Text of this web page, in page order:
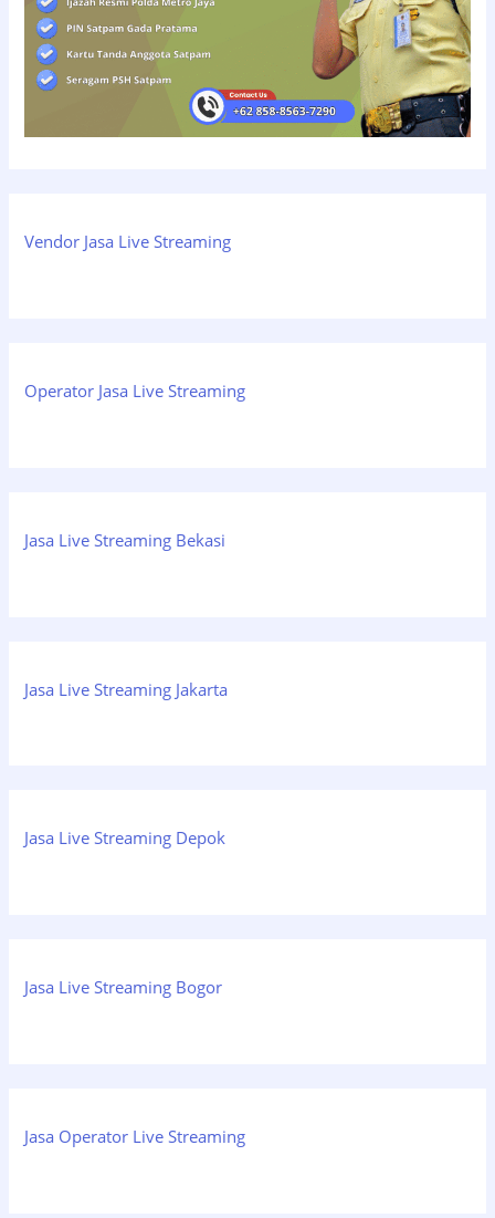
Vendor Jasa Live Streaming
Operator Jasa Live Streaming
Jasa Live Streaming Bekasi
Jasa Live Streaming Jakarta
Jasa Live Streaming Depok
Jasa Live Streaming Bogor
Jasa Operator Live Streaming